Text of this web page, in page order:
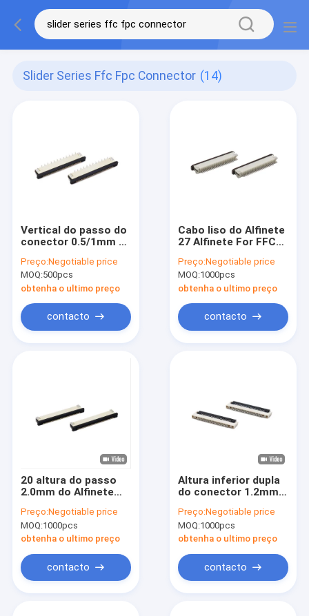
Slider Series Ffc Fpc Connector (14)
Vertical do passo do
conector 0.5/1mm da
slider para
equipamentos
eletrônicos
Preço:Negotiable price
MOQ:500pcs
obtenha o ultimo preço
contacto
Cabo liso do Alfinete
27 Alfinete For FFC
série FFC FPC do
slider de H3.0mm
Preço:Negotiable price
MOQ:1000pcs
obtenha o ultimo preço
contacto
20 altura do passo
2.0mm do Alfinete
40 do Alfinete SMT
ZIF FFC FPC
Preço:Negotiable price
MOQ:1000pcs
obtenha o ultimo preço
contacto
Altura inferior dupla
do conector 1.2mm
do contato com virar
Lock
Preço:Negotiable price
MOQ:1000pcs
obtenha o ultimo preço
contacto